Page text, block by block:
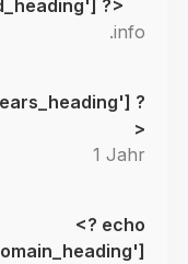
.info
1 Jahr